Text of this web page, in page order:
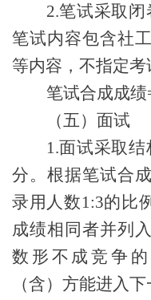
2.笔试采取
笔试内容包含社
等内容，不指定考
笔试合成成绩
（五）面试
1.面试采取结
分。根据笔试合
录用人数1:3的比
成绩相同者并列
数形不成竞争
（含）方能进入下